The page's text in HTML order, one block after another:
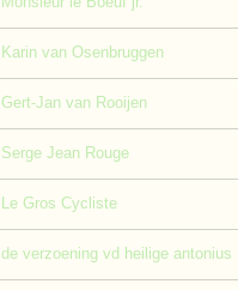
Karin van Osenbruggen
Gert-Jan van Rooijen
Serge Jean Rouge
Le Gros Cycliste
de verzoening vd heilige antonius